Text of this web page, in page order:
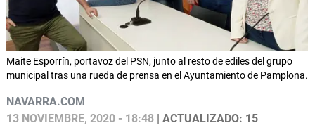
Maite Esporrín, portavoz del PSN, junto al resto de ediles del grupo
municipal tras una rueda de prensa en el Ayuntamiento de Pamplona.
NAVARRA.COM
13 NOVIEMBRE, 2020 - 18:48 | ACTUALIZADO: 15